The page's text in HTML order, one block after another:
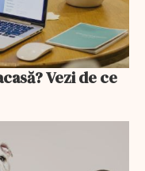
Vezi de ce